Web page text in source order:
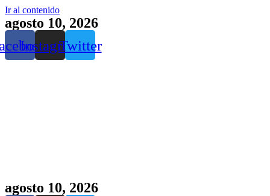
Ir al contenido
agosto 10, 2026
InstagramTwitter
agosto 10, 2026